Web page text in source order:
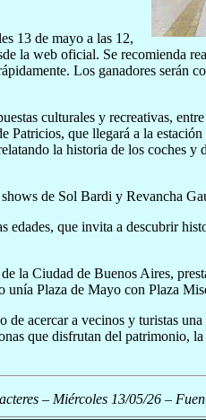
13 de mayo a las 12,
la web oficial. Se recomienda
Los ganadores serán
culturales y recreativas,
Patricios, que llegará a la
la historia de los coches y
de Sol Bardi y Revancha
edades, que invita a descubrir
la Ciudad de Buenos Aires,
unía Plaza de Mayo con Plaza
acercar a vecinos y turistas
que disfrutan del patrimonio,
– Miércoles 13/05/26 –